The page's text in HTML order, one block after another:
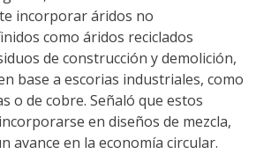
incorporar áridos no
como áridos reciclados
de construcción y demolición,
base a escorias industriales, como
o de cobre. Señaló que estos
en diseños de mezcla,
avance en la economía circular.